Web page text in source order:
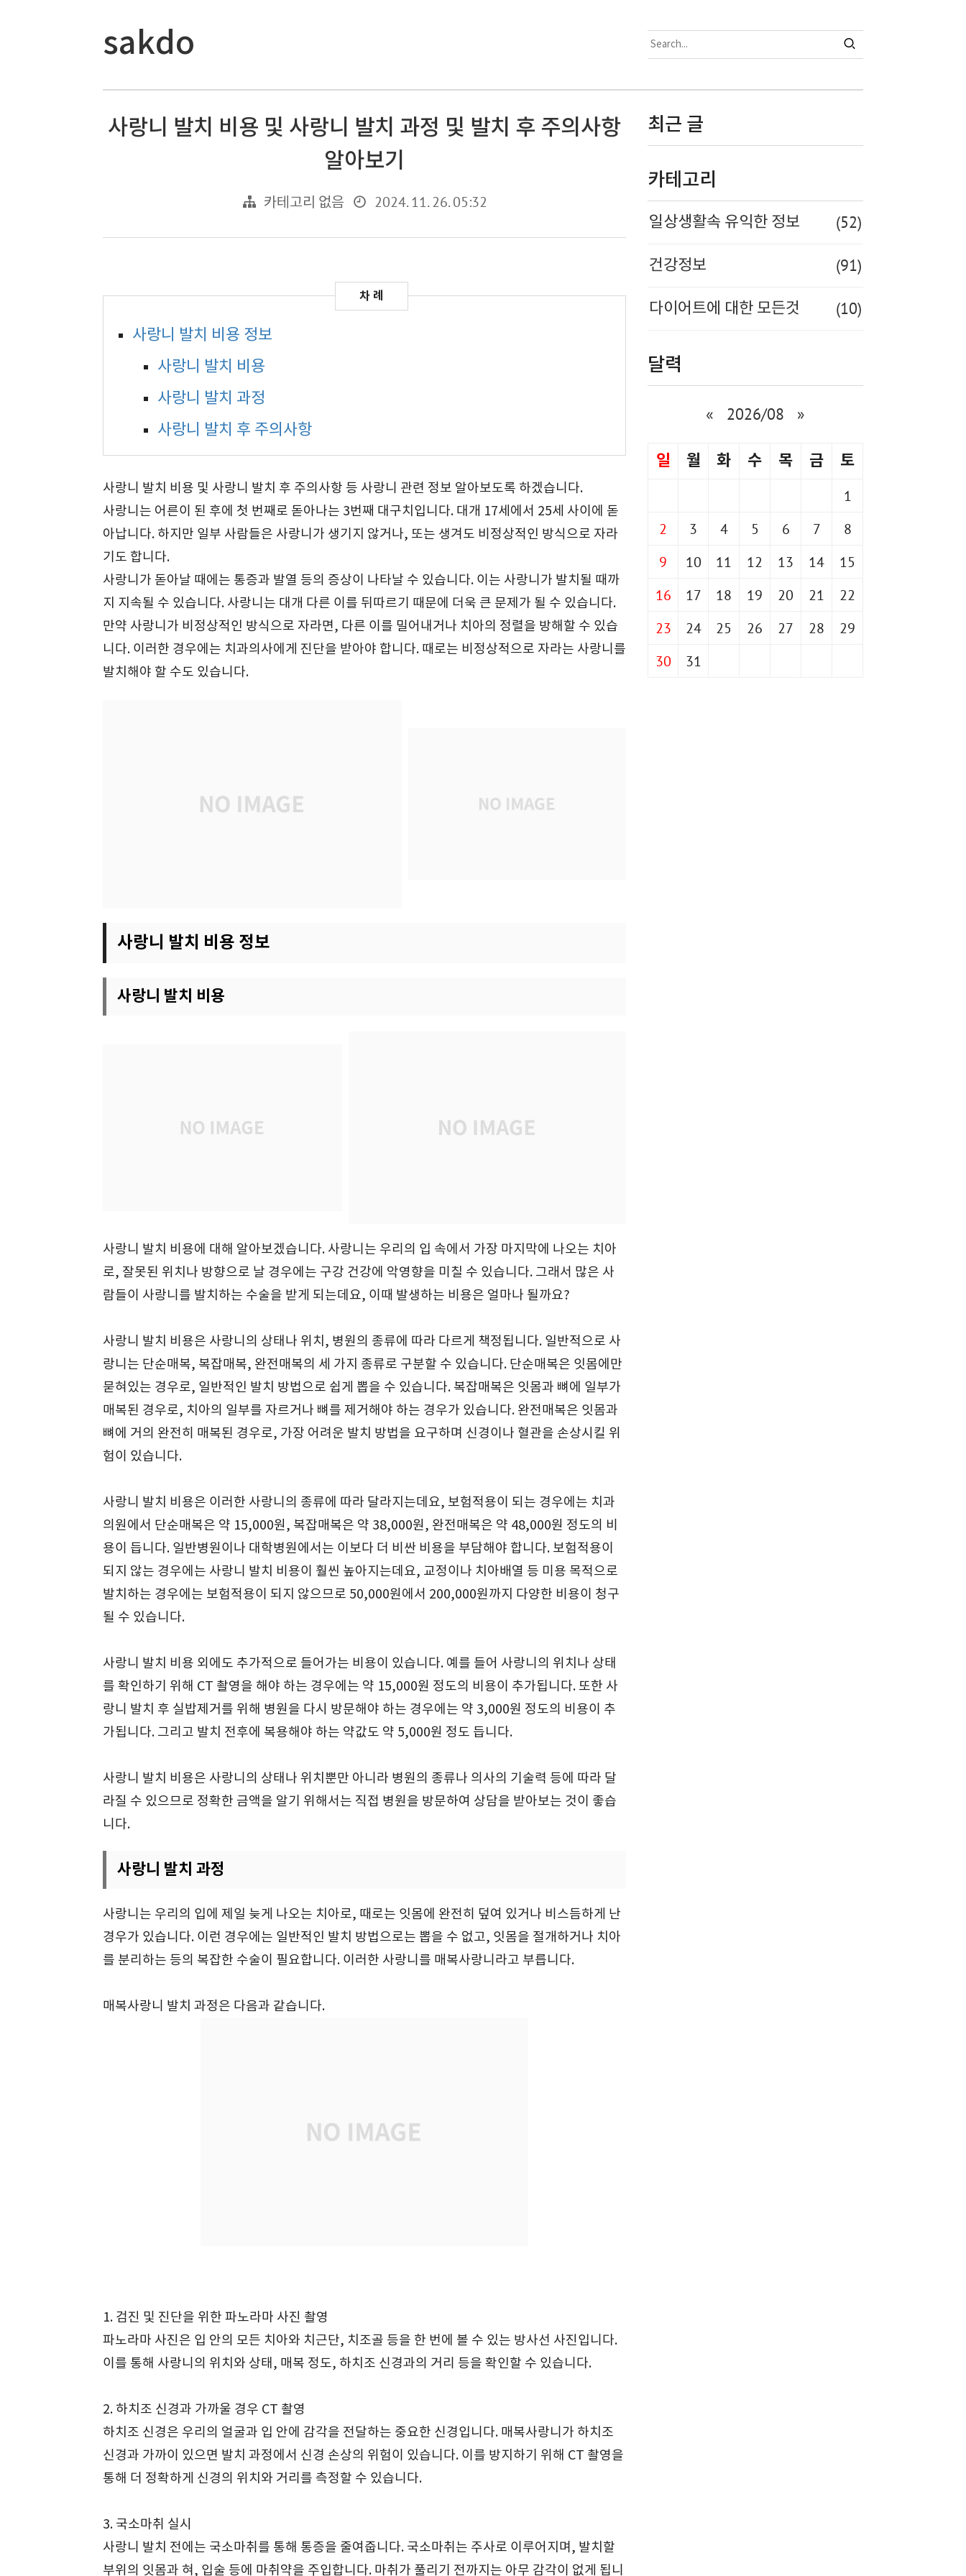
sakdo
사랑니 발치 비용 및 사랑니 발치 과정 및 발치 후 주의사항
알아보기
카테고리 없음 2024. 11. 26. 05:32
사랑니 발치 비용 정보
사랑니 발치 비용
사랑니 발치 과정
사랑니 발치 후 주의사항
사랑니 발치 비용 및 사랑니 발치 후 주의사항 등 사랑니 관련 정보 알아보도록 하겠습니다.
사랑니는 어른이 된 후에 첫 번째로 돋아나는 3번째 대구치입니다. 대개 17세에서 25세 사이에 돋
아납니다. 하지만 일부 사람들은 사랑니가 생기지 않거나, 또는 생겨도 비정상적인 방식으로 자라
기도 합니다.
사랑니가 돋아날 때에는 통증과 발열 등의 증상이 나타날 수 있습니다. 이는 사랑니가 발치될 때까
지 지속될 수 있습니다. 사랑니는 대개 다른 이를 뒤따르기 때문에 더욱 큰 문제가 될 수 있습니다.
만약 사랑니가 비정상적인 방식으로 자라면, 다른 이를 밀어내거나 치아의 정렬을 방해할 수 있습
니다. 이러한 경우에는 치과의사에게 진단을 받아야 합니다. 때로는 비정상적으로 자라는 사랑니를
발치해야 할 수도 있습니다.
사랑니 발치 비용 정보
사랑니 발치 비용
사랑니 발치 비용에 대해 알아보겠습니다. 사랑니는 우리의 입 속에서 가장 마지막에 나오는 치아
로, 잘못된 위치나 방향으로 날 경우에는 구강 건강에 악영향을 미칠 수 있습니다. 그래서 많은 사
람들이 사랑니를 발치하는 수술을 받게 되는데요, 이때 발생하는 비용은 얼마나 될까요?
사랑니 발치 비용은 사랑니의 상태나 위치, 병원의 종류에 따라 다르게 책정됩니다. 일반적으로 사
랑니는 단순매복, 복잡매복, 완전매복의 세 가지 종류로 구분할 수 있습니다. 단순매복은 잇몸에만
묻혀있는 경우로, 일반적인 발치 방법으로 쉽게 뽑을 수 있습니다. 복잡매복은 잇몸과 뼈에 일부가
매복된 경우로, 치아의 일부를 자르거나 뼈를 제거해야 하는 경우가 있습니다. 완전매복은 잇몸과
뼈에 거의 완전히 매복된 경우로, 가장 어려운 발치 방법을 요구하며 신경이나 혈관을 손상시킬 위
험이 있습니다.
사랑니 발치 비용은 이러한 사랑니의 종류에 따라 달라지는데요, 보험적용이 되는 경우에는 치과
의원에서 단순매복은 약 15,000원, 복잡매복은 약 38,000원, 완전매복은 약 48,000원 정도의 비
용이 듭니다. 일반병원이나 대학병원에서는 이보다 더 비싼 비용을 부담해야 합니다. 보험적용이
되지 않는 경우에는 사랑니 발치 비용이 훨씬 높아지는데요, 교정이나 치아배열 등 미용 목적으로
발치하는 경우에는 보험적용이 되지 않으므로 50,000원에서 200,000원까지 다양한 비용이 청구
될 수 있습니다.
사랑니 발치 비용 외에도 추가적으로 들어가는 비용이 있습니다. 예를 들어 사랑니의 위치나 상태
를 확인하기 위해 CT 촬영을 해야 하는 경우에는 약 15,000원 정도의 비용이 추가됩니다. 또한 사
랑니 발치 후 실밥제거를 위해 병원을 다시 방문해야 하는 경우에는 약 3,000원 정도의 비용이 추
가됩니다. 그리고 발치 전후에 복용해야 하는 약값도 약 5,000원 정도 듭니다.
사랑니 발치 비용은 사랑니의 상태나 위치뿐만 아니라 병원의 종류나 의사의 기술력 등에 따라 달
라질 수 있으므로 정확한 금액을 알기 위해서는 직접 병원을 방문하여 상담을 받아보는 것이 좋습
니다.
사랑니 발치 과정
사랑니는 우리의 입에 제일 늦게 나오는 치아로, 때로는 잇몸에 완전히 덮여 있거나 비스듬하게 난
경우가 있습니다. 이런 경우에는 일반적인 발치 방법으로는 뽑을 수 없고, 잇몸을 절개하거나 치아
를 분리하는 등의 복잡한 수술이 필요합니다. 이러한 사랑니를 매복사랑니라고 부릅니다.
매복사랑니 발치 과정은 다음과 같습니다.
1. 검진 및 진단을 위한 파노라마 사진 촬영
파노라마 사진은 입 안의 모든 치아와 치근단, 치조골 등을 한 번에 볼 수 있는 방사선 사진입니다.
이를 통해 사랑니의 위치와 상태, 매복 정도, 하치조 신경과의 거리 등을 확인할 수 있습니다.
2. 하치조 신경과 가까울 경우 CT 촬영
하치조 신경은 우리의 얼굴과 입 안에 감각을 전달하는 중요한 신경입니다. 매복사랑니가 하치조
신경과 가까이 있으면 발치 과정에서 신경 손상의 위험이 있습니다. 이를 방지하기 위해 CT 촬영을
통해 더 정확하게 신경의 위치와 거리를 측정할 수 있습니다.
3. 국소마취 실시
사랑니 발치 전에는 국소마취를 통해 통증을 줄여줍니다. 국소마취는 주사로 이루어지며, 발치할
부위의 잇몸과 혀, 입술 등에 마취약을 주입합니다. 마취가 풀리기 전까지는 아무 감각이 없게 됩니
최근 글
카테고리
일상생활속 유익한 정보 (52)
건강정보 (91)
다이어트에 대한 모든것 (10)
달력
« 2026/08 »
일 월 화 수 목 금 토
1
2
3 4 5 6 7
8
9
10 11 12 13 14
15
16
17 18 19 20 21
22
23
24 25 26 27 28
29
30
31